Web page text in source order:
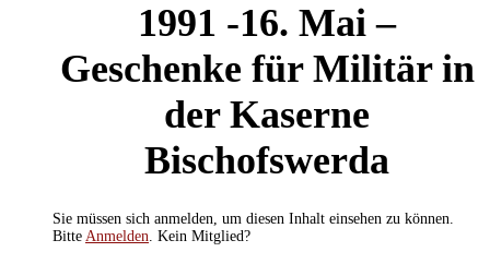
1991 -16. Mai –
Geschenke für Militär in
der Kaserne
Bischofswerda
Sie müssen sich anmelden, um diesen Inhalt einsehen zu können.
Bitte Anmelden . Kein Mitglied?